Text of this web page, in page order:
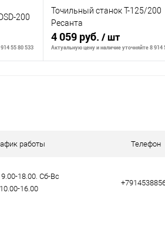
200
55 80 533
Точильный станок Т-125/200
Ресанта
4 059 руб. / шт
Актуальную цену и наличие уточняйте 8 914
В
работы Телефон
18.00. Сб-Вс
10.00-16.00